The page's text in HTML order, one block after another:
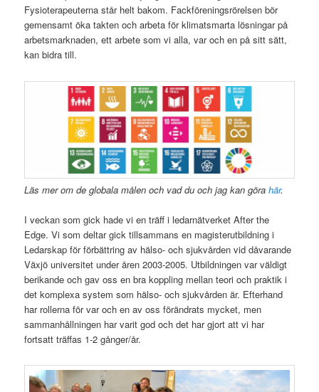
Fysioterapeuterna står helt bakom. Fackföreningsrörelsen bör
gemensamt öka takten och arbeta för klimatsmarta lösningar på
arbetsmarknaden, ett arbete som vi alla, var och en på sitt sätt,
kan bidra till.
Läs mer om de globala målen och vad du och jag kan görahär.
I veckan som gick hade vi en träff i ledarnätverket After the
Edge. Vi som deltar gick tillsammans en magisterutbildning i
Ledarskap för förbättring av hälso- och sjukvården vid dåvarande
Växjö universitet under åren 2003-2005. Utbildningen var väldigt
berikande och gav oss en bra koppling mellan teori och praktik i
det komplexa system som hälso- och sjukvården är. Efterhand
har rollerna för var och en av oss förändrats mycket, men
sammanhållningen har varit god och det har gjort att vi har
fortsatt träffas 1-2 gånger/år.